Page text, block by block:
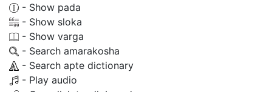
- Show pada
- Show sloka
- Show varga
- Search amarakosha
- Search apte dictionary
- Play audio